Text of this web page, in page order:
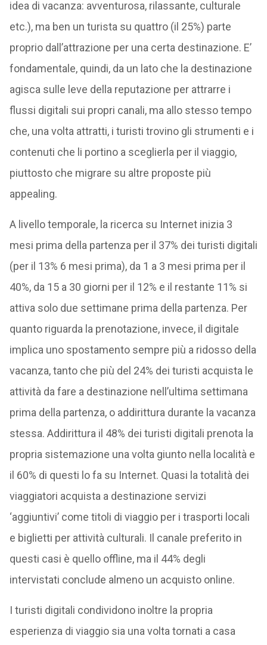
idea di vacanza: avventurosa, rilassante, culturale
etc.), ma ben un turista su quattro (il 25%) parte
proprio dall’attrazione per una certa destinazione. E’
fondamentale, quindi, da un lato che la destinazione
agisca sulle leve della reputazione per attrarre i
flussi digitali sui propri canali, ma allo stesso tempo
che, una volta attratti, i turisti trovino gli strumenti e i
contenuti che li portino a sceglierla per il viaggio,
piuttosto che migrare su altre proposte più
appealing.
A livello temporale, la ricerca su Internet inizia 3
mesi prima della partenza per il 37% dei turisti digitali
(per il 13% 6 mesi prima), da 1 a 3 mesi prima per il
40%, da 15 a 30 giorni per il 12% e il restante 11% si
attiva solo due settimane prima della partenza. Per
quanto riguarda la prenotazione, invece, il digitale
implica uno spostamento sempre più a ridosso della
vacanza, tanto che più del 24% dei turisti acquista le
attività da fare a destinazione nell’ultima settimana
prima della partenza, o addirittura durante la vacanza
stessa. Addirittura il 48% dei turisti digitali prenota la
propria sistemazione una volta giunto nella località e
il 60% di questi lo fa su Internet. Quasi la totalità dei
viaggiatori acquista a destinazione servizi
‘aggiuntivi’ come titoli di viaggio per i trasporti locali
e biglietti per attività culturali. Il canale preferito in
questi casi è quello offline, ma il 44% degli
intervistati conclude almeno un acquisto online.
I turisti digitali condividono inoltre la propria
esperienza di viaggio sia una volta tornati a casa